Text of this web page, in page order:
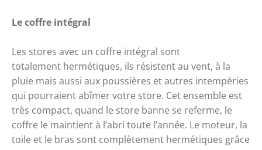
Le coffre intégral
Les stores avec un coffre intégral sont
totalement hermétiques, ils résistent au vent, à la
pluie mais aussi aux poussières et autres intempéries
qui pourraient abîmer votre store. Cet ensemble est
très compact, quand le store banne se referme, le
coffre le maintient à l’abri toute l’année. Le moteur, la
toile et le bras sont complètement hermétiques grâce